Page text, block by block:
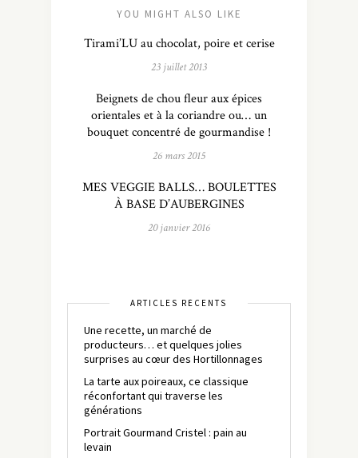
YOU MIGHT ALSO LIKE
Tirami’LU au chocolat, poire et cerise
23 juillet 2013
Beignets de chou fleur aux épices
orientales et à la coriandre ou… un
bouquet concentré de gourmandise !
26 mars 2015
MES VEGGIE BALLS… BOULETTES
À BASE D’AUBERGINES
20 janvier 2016
ARTICLES RÉCENTS
Une recette, un marché de
producteurs… et quelques jolies
surprises au cœur des Hortillonnages
La tarte aux poireaux, ce classique
réconfortant qui traverse les
générations
Portrait Gourmand Cristel : pain au
levain